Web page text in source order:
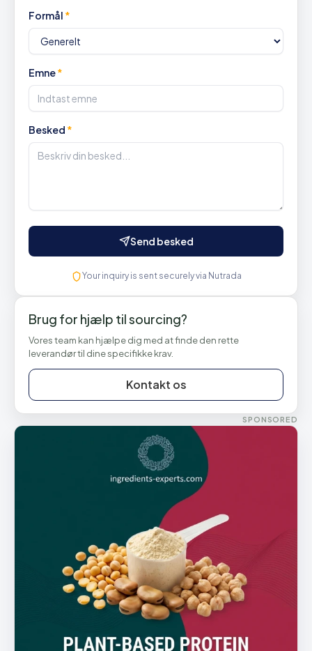
Formål *
Emne*
Besked *
Send besked
Your inquiry is sent securely via Nutrada
Brug for hjælp til sourcing?
Vores team kan hjælpe dig med at finde den rette
leverandør til dine specifikke krav.
Kontakt os
SPONSORED